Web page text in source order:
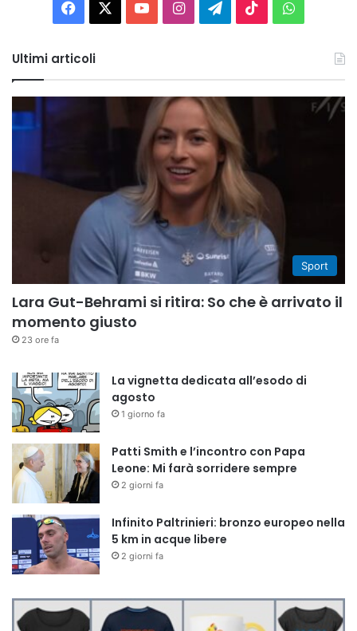
Facebook You InstagramTelegram
TikTok
Ultimi articoli
Sport
Lara Gut-Behrami si ritira: So che è arrivato il
momento giusto
23 ore fa
La vignetta dedicata all’esodo di
agosto
1 giorno fa
Patti Smith e l’incontro con Papa
Leone: Mi farà sorridere sempre
2 giorni fa
Infinito Paltrinieri: bronzo europeo nella
5 km in acque libere
2 giorni fa